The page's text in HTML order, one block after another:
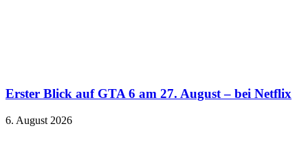
Erster Blick auf GTA 6 am 27. August – bei Netflix
6. August 2026